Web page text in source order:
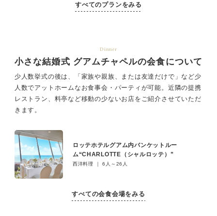
すべてのプランをみる
Dinner
小さな結婚式 グアムチャペルの会食について
少人数挙式の後は、「家族や親族、または友達だけで」など少
人数でアットホームなお食事会・パーティが可能。 近隣の提携
レストラン、料亭など移動の少ないお店をご紹介させていただ
きます。
ロッテホテルグアム内バンケットルー
ム“CHARLOTTE（シャルロッテ）”
西洋料理 ｜ 6人～26人
すべての会食会場をみる